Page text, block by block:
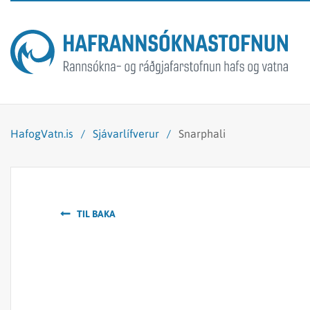
HafogVatn.is / Sjávarlífverur / Snarphali
TIL BAKA